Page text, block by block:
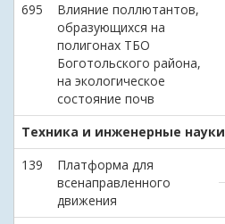
695
Влияние поллютантов,
образующихся на
полигонах ТБО
Боготольского района,
на экологическое
состояние почв
Техника и инженерные науки
139
Платформа для
всенаправленного
движения